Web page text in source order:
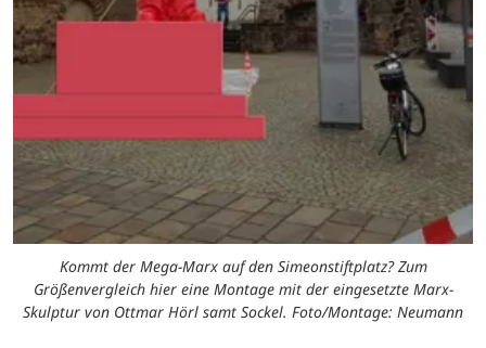
Kommt der Mega-Marx auf den Simeonstiftplatz? Zum
Größenvergleich hier eine Montage mit der eingesetzte Marx-
Skulptur von Ottmar Hörl samt Sockel. Foto/Montage: Neumann